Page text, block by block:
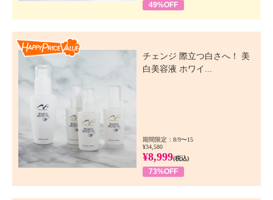
49%OFF
チェンジ 際立つ白さへ！ 美
白美容液 ホワイ...
期間限定：8/9〜15
¥34,580
¥8,999(税込)
73%OFF